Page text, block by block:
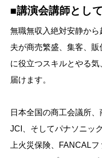
■講演会講師とし
無職無収入絶対安静か
夫が商売繁盛、集客、
に役立つスキルとやる
届けます。
日本全国の商工会議所、
JCI、そしてパナソニッ
上火災保険、FANCAL